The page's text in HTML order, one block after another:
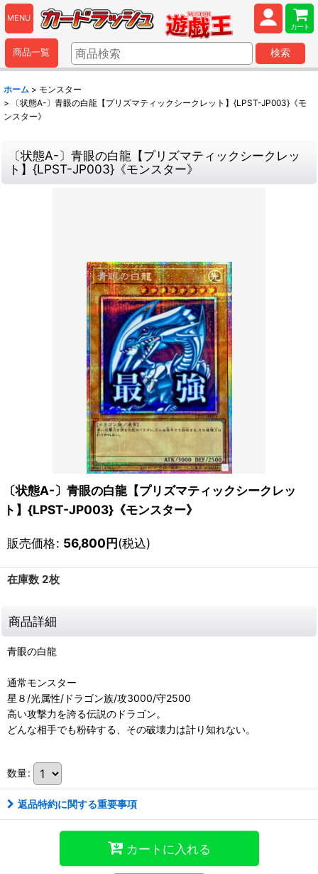
MENU
カート
商品一覧 検索
ホーム > モンスター
>
〔状態A-〕青眼の白龍【プリズマティックシークレット】{LPST-JP003}《モ
ンスター》
〔状態A-〕青眼の白龍【プリズマティックシークレッ
ト】{LPST-JP003}《モンスター》
〔状態A-〕青眼の白龍【プリズマティックシークレッ
ト】{LPST-JP003}《モンスター》
販売価格: 56,800円(税込)
在庫数 2枚
商品詳細
青眼の白龍
通常モンスター
星８/光属性/ドラゴン族/攻3000/守2500
高い攻撃力を誇る伝説のドラゴン。
どんな相手でも粉砕する、その破壊力は計り知れない。
数量:
返品特約に関する重要事項
カートに入れる